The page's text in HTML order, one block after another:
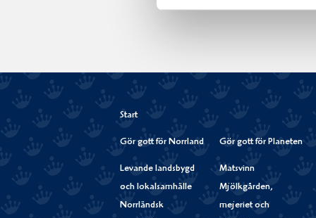
Start
Gör gott för Norrland
Levande landsbygd
och lokalsamhälle
Norrländsk
Gör gott för Planeten
Matsvinn
Mjölkgården,
mejeriet och